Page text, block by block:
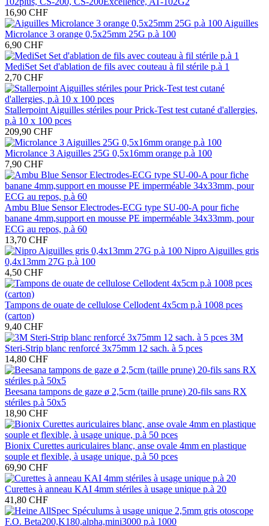
16,90 CHF
Aiguilles
Microlance 3 orange 0,5x25mm 25G p.à 100
6,90 CHF
MediSet Set d'ablation de fils avec couteau à fil stérile p.à 1
2,70 CHF
Stallerpoint Aiguilles stériles pour Prick-Test test cutané d'allergies,
p.à 10 x 100 pces
209,90 CHF
Microlance 3 Aiguilles 25G 0,5x16mm orange p.à 100
7,90 CHF
Ambu Blue Sensor Electrodes-ECG type SU-00-A pour fiche
banane 4mm,support en mousse PE imperméable 34x33mm, pour
ECG au repos, p.à 60
13,70 CHF
Nipro Aiguilles gris
0,4x13mm 27G p.à 100
4,50 CHF
Tampons de ouate de cellulose Cellodent 4x5cm p.à 1008 pces
(carton)
9,40 CHF
3M
Steri-Strip blanc renforcé 3x75mm 12 sach. à 5 pces
14,80 CHF
Beesana tampons de gaze ø 2,5cm (taille prune) 20-fils sans RX
stériles p.à 50x5
18,90 CHF
Bionix Curettes auriculaires blanc, anse ovale 4mm en plastique
souple et flexible, à usage unique, p.à 50 pces
69,90 CHF
Curettes à anneau KAI 4mm stériles à usage unique p.à 20
41,80 CHF